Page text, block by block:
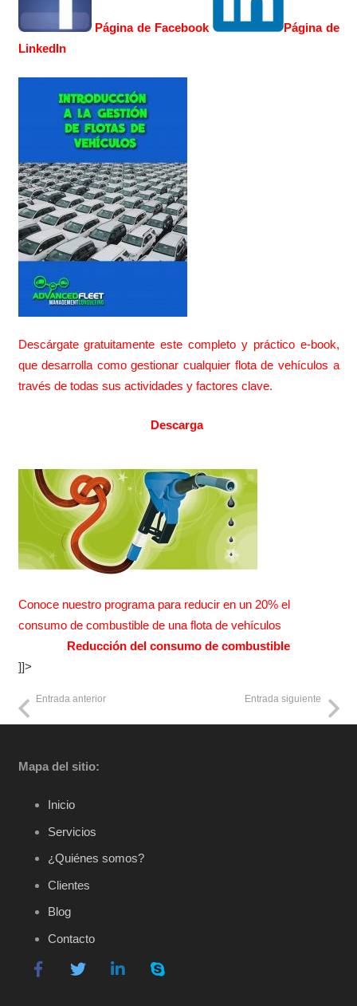
Página de Facebook
Página de
LinkedIn
Descárgate gratuitamente este completo y práctico e-book,
que desarrolla como gestionar cualquier flota de vehículos a
través de todas sus actividades y factores clave.
Descarga
Conoce nuestro programa para reducir en un 20% el
consumo de combustible de una flota de vehículos
Reducción del consumo de combustible
]]>
Entrada anterior Entrada siguiente
Mapa del sitio:
Inicio
Servicios
¿Quiénes somos?
Clientes
Blog
Contacto